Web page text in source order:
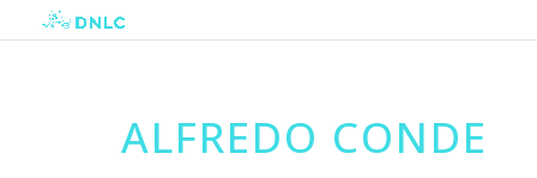
ALFREDO CONDE